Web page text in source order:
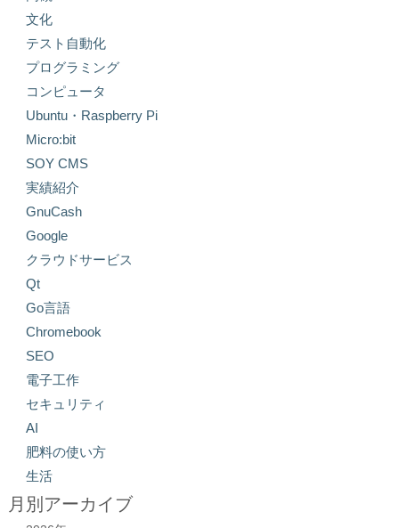
文化
テスト自動化
プログラミング
コンピュータ
Ubuntu・Raspberry Pi
Micro:bit
SOY CMS
実績紹介
GnuCash
Google
クラウドサービス
Qt
Go言語
Chromebook
SEO
電子工作
セキュリティ
AI
肥料の使い方
生活
月別アーカイブ